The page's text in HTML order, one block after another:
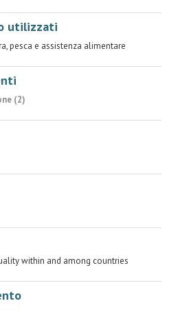
utilizzati
pesca e assistenza alimentare
(2)
within and among countries